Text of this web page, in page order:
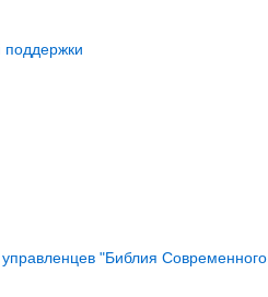
поддержки
"Библия Современного